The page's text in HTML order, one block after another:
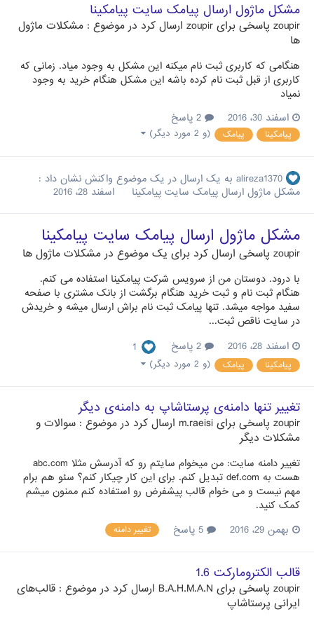
مشکل ماژول ارسال پیامک سایت پیامکینا
zoupir پاسخی برای zoupir ارسال کرد در موضوع : مشکلات ماژول
ها
هنگامی که کاربری ثبت نام میکنه این مشکل به وجود میاد. زمانی که
کاربری از قبل ثبت نام کرده باشه این مشکل هنگام خرید به وجود
نمیاد
اسفند 30، 2016
پیامکینا پیامک (و 2 مورد دیگر)
alireza1370 به یک ارسال در یک موضوع واکنش نشان داد :
مشکل ماژول ارسال پیامک سایت پیامکینا
اسفند 28، 2016
مشکل ماژول ارسال پیامک سایت پیامکینا
zoupir پاسخی ارسال کرد برای یک موضوع در مشکلات ماژول ها
با درود. دوستان من از سرویس شرکت پیامکینا استفاده می کنم.
هنگام ثبت نام و ثبت خرید هنگام برگشت از بانک مشتری با صفحه
سفید مواجه میشد. تنها پیامک ثبت نام براش ارسال میشه و خریدش
در سایت ناقص ثبت...
اسفند 28، 2016
1
پیامکینا پیامک (و 2 مورد دیگر)
تغییر تنها دامنه‌ی پرستاشاپ به دامنه‌ی دیگر
zoupir پاسخی برای m.raeisi ارسال کرد در موضوع : سوالات و
مشکلات دیگر
تغییر دامنه سایت: من میخوام سایتم رو که آدرسش مثلا abc.com
هست به def.com تبدیل کنم. برای این کار چیکار کنم؟ سئو هم برام
مهم نیست و می خوام قالب پیشفرض رو استفاده کنم ممنون میشم
کمک کنید.
بهمن 29، 2016
تغییر دامنه
قالب الکترومارکت 1.6
zoupir پاسخی برای B.A.H.M.A.N ارسال کرد در موضوع : قالب‌های
ایرانی پرستاشاپ